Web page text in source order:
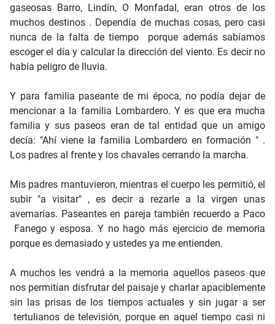
gaseosas Barro, Lindín, O Monfadal, eran otros de los
muchos destinos . Dependía de muchas cosas, pero casi
nunca de la falta de tiempo porque además sabíamos
escoger el día y calcular la dirección del viento. Es decir no
había peligro de lluvia.
Y para familia paseante de mi época, no podía dejar de
mencionar a la familia Lombardero. Y es que era mucha
familia y sus paseos eran de tal entidad que un amigo
decía: "Ahí viene la familia Lombardero en formación " .
Los padres al frente y los chavales cerrando la marcha.
Mis padres mantuvieron, mientras el cuerpo les permitió, el
subir "a visitar" , es decir a rezarle a la virgen unas
avemarías. Paseantes en pareja también recuerdo a Paco
Fanego y esposa. Y no hago más ejercicio de memoria
porque es demasiado y ustedes ya me entienden.
A muchos les vendrá a la memoria aquellos paseos que
nos permitían disfrutar del paisaje y charlar apaciblemente
sin las prisas de los tiempos actuales y sin jugar a ser
tertulianos de televisión, porque en aquel tiempo casi ni